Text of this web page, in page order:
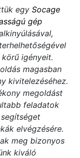
egy Socage
gép
igényeit.
magasban
kivitelezéséhez.
megoldást
feladatok
elvégzésére.
meg bizonyos
kiváló